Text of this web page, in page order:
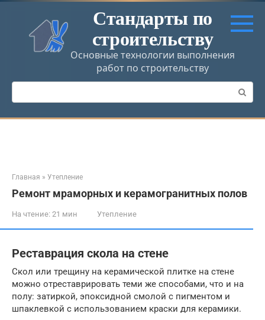
Перейти
контенту
Стандарты по
строительству
Основные технологии выполнения
работ по строительству
Поиск:
Главная » Утепление
Ремонт мраморных и керамогранитных полов
На чтение: 21 мин Утепление
Реставрация скола на стене
Скол или трещину на керамической плитке на стене
можно отреставрировать теми же способами, что и на
полу: затиркой, эпоксидной смолой с пигментом и
шпаклевкой с использованием краски для керамики.